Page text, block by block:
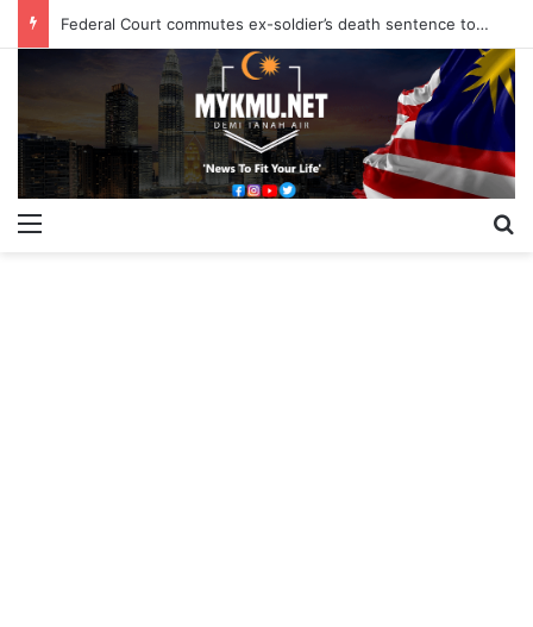
Federal Court commutes ex-soldier’s death sentence to 40 years